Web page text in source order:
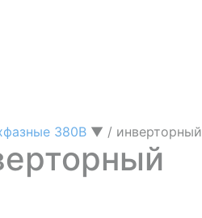
380В ▼ / инверторный